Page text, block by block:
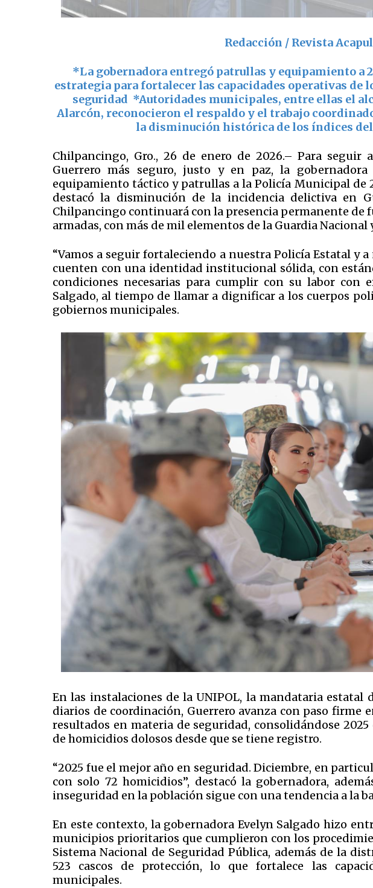
Redacción / Revista
*La gobernadora entregó patrullas y equipamiento a
estrategia para fortalecer las capacidades operativas de
seguridad *Autoridades municipales, entre ellas el
Alarcón, reconocieron el respaldo y el trabajo
la disminución histórica de los índices
Chilpancingo, Gro., 26 de enero de 2026.– Para
Guerrero más seguro, justo y en paz, la
equipamiento táctico y patrullas a la Policía Municipal de
destacó la disminución de la incidencia delictiva en
Chilpancingo continuará con la presencia permanente de
armadas, con más de mil elementos de la Guardia
“Vamos a seguir fortaleciendo a nuestra Policía Estatal y
cuenten con una identidad institucional sólida, con
condiciones necesarias para cumplir con su labor con
Salgado, al tiempo de llamar a dignificar a los cuerpos
gobiernos municipales.
En las instalaciones de la UNIPOL, la mandataria estatal
diarios de coordinación, Guerrero avanza con paso firme
resultados en materia de seguridad, consolidándose
de homicidios dolosos desde que se tiene registro.
“2025 fue el mejor año en seguridad. Diciembre, en
con solo 72 homicidios”, destacó la gobernadora,
inseguridad en la población sigue con una tendencia a la
En este contexto, la gobernadora Evelyn Salgado hizo
municipios prioritarios que cumplieron con los
Sistema Nacional de Seguridad Pública, además de la
523 cascos de protección, lo que fortalece las
municipales.